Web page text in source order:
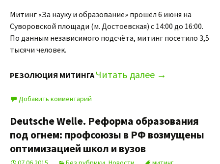
Митинг «За науку и образование» прошёл 6 июня на
Суворовской площади (м. Достоевская) с 14:00 до 16:00.
По данным независимого подсчёта, митинг посетило 3,5
тысячи человек.
РЕЗОЛЮЦИЯ МИТИНГА Читать далее →
Добавить комментарий
Deutsche Welle. Реформа образования
под огнем: профсоюзы в РФ возмущены
оптимизацией школ и вузов